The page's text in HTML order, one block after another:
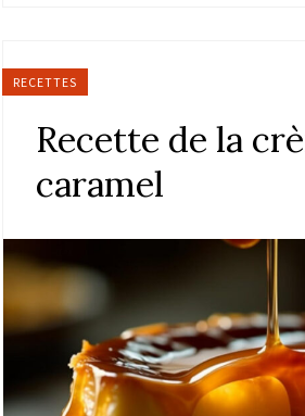
RECETTES
Recette de la
caramel